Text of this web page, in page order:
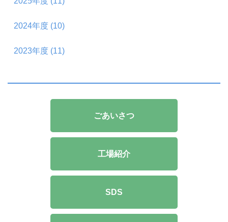
2024年度 (10)
2023年度 (11)
ごあいさつ
工場紹介
SDS